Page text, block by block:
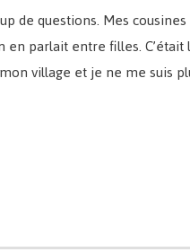
de questions. Mes
en parlait entre filles.
village et je ne me suis